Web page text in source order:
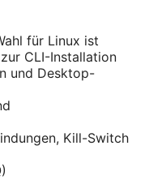
für Linux ist
CLI-Installation
und Desktop-
Kill-Switch